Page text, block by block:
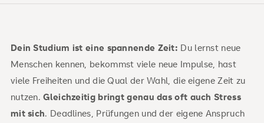
Dein Studium ist eine spannende Zeit: Du lernst neue
Menschen kennen, bekommst viele neue Impulse, hast
viele Freiheiten und die Qual der Wahl, die eigene Zeit zu
nutzen.Gleichzeitig bringt genau das oft auch Stress
mit sich. Deadlines, Prüfungen und der eigene Anspruch